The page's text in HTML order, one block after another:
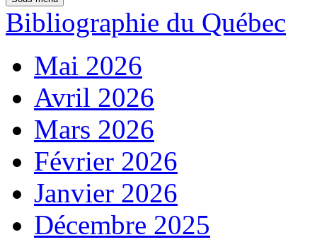
Bibliographie du Québec
Mai 2026
Avril 2026
Mars 2026
Février 2026
Janvier 2026
Décembre 2025